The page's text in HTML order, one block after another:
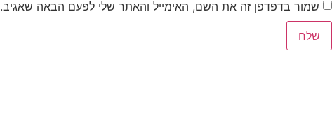
שמור בדפדפן זה את השם, האימייל והאתר שלי לפעם הבאה שאגיב.